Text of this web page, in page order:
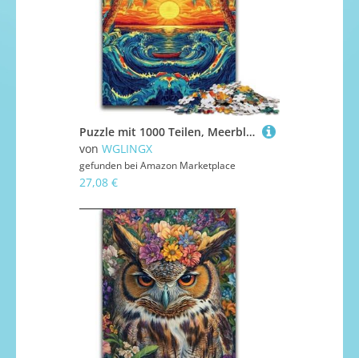
Puzzle mit 1000 Teilen, Meerblick-Puzzle für Erwachsene, perfektes Weihnachts- und Neujahrsgeschenk, Feiertagsgeschenk (Größe 50x75cm)
von WGLINGX
gefunden bei Amazon Marketplace
27,08 €